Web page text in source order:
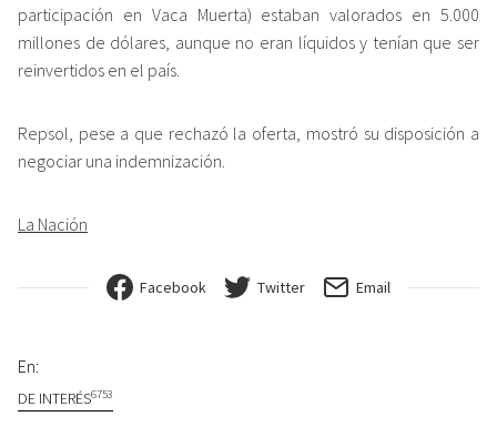
participación en Vaca Muerta) estaban valorados en 5.000
millones de dólares, aunque no eran líquidos y tenían que ser
reinvertidos en el país.
Repsol, pese a que rechazó la oferta, mostró su disposición a
negociar una indemnización.
La Nación
Facebook Twitter Email
En:
DE INTERÉS6753